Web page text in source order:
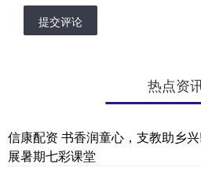
提交评论
热点资
信康配资 书香润童心，支教助乡
展暑期七彩课堂